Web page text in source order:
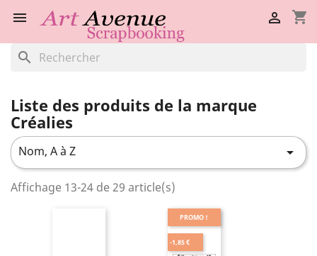
 shopping_cart

search
Liste des produits de la marque
Créalies
Nom, A à Z 
Affichage 13-24 de 29 article(s)
PROMO !
-1,85 €